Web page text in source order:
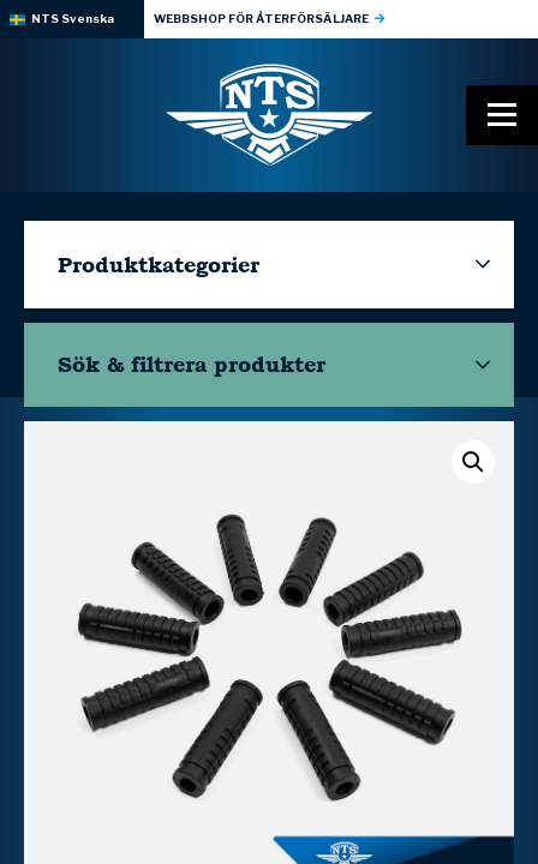
NTS Svenska WEBBSHOP FÖR ÅTERFÖRSÄLJARE
Produktkategorier
Sök & filtrera produkter